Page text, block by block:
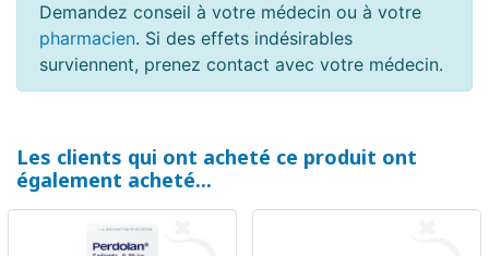
Demandez conseil à votre médecin ou à votre
pharmacien. Si des effets indésirables
surviennent, prenez contact avec votre médecin.
Les clients qui ont acheté ce produit ont
également acheté...